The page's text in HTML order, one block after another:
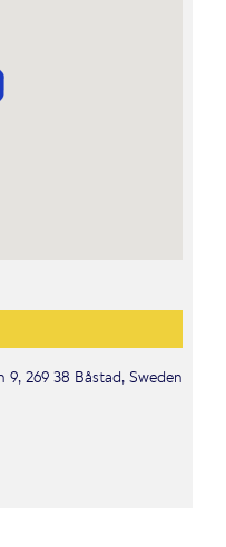
269 38 Båstad, Sweden